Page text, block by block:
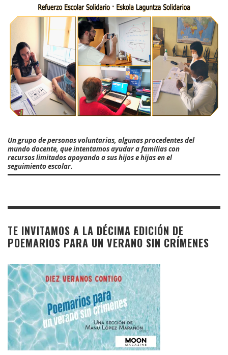
Un grupo de personas voluntarias, algunas procedentes del
mundo docente, que intentamos ayudar a familias con
recursos limitados apoyando a sus hijos e hijas en el
seguimiento escolar.
TE INVITAMOS A LA DÉCIMA EDICIÓN DE
POEMARIOS PARA UN VERANO SIN CRÍMENES